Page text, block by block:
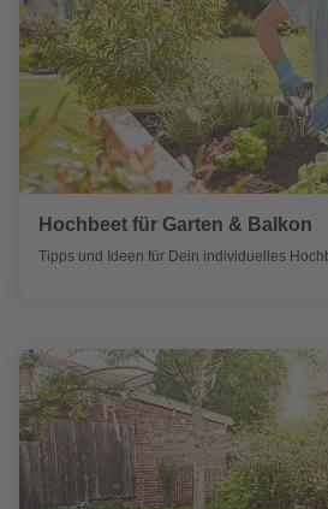
Hochbeet für Garten & Balkon
Tipps und Ideen für Dein individuelles